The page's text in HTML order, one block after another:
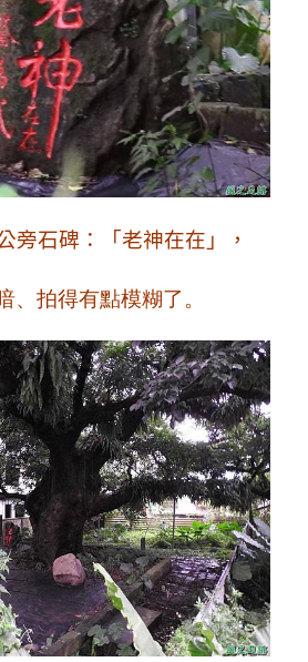
旁石碑：「老神在在」，
、拍得有點模糊了。